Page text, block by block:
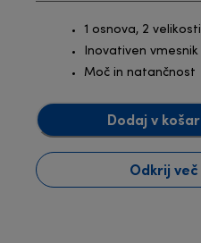
1 osnova, 2
Inovativen vmesnik
Moč in natančnost
Dodaj v
Odkrij več